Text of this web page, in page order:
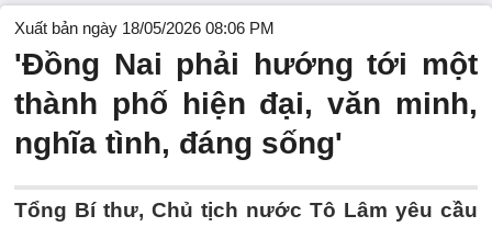
Xuất bản ngày 18/05/2026 08:06 PM
'Đồng Nai phải hướng tới một
thành phố hiện đại, văn minh,
nghĩa tình, đáng sống'
Tổng Bí thư, Chủ tịch nước Tô Lâm yêu cầu